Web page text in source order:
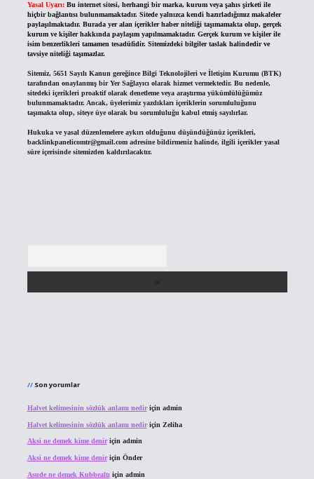
Yasal Uyarı: Bu internet sitesi, herhangi bir marka, kurum veya şahıs şirketi ile
hiçbir bağlantısı bulunmamaktadır. Sitede yalnızca kendi hazırladığımız makaleler
paylaşılmaktadır. Burada yer alan içerikler haber niteliği taşımamakta olup, gerçek
kurum ve kişiler hakkında paylaşım yapılmamaktadır. Gerçek kurum ve kişiler ile
isim benzerlikleri tamamen tesadüfidir. Sitemizdeki bilgiler taslak halindedir ve
tavsiye niteliği taşımazlar.
Sitemiz, 5651 Sayılı Kanun gereğince Bilgi Teknolojileri ve İletişim Kurumu (BTK)
tarafından onaylanmış bir Yer Sağlayıcı olarak hizmet vermektedir. Bu nedenle,
sitedeki içerikleri proaktif olarak denetleme veya araştırma yükümlülüğümüz
bulunmamaktadır. Ancak, üyelerimiz yazdıkları içeriklerin sorumluluğunu
taşımakta olup, siteye üye olarak bu sorumluluğu kabul etmiş sayılırlar.
Hukuka ve yasal düzenlemelere aykırı olduğunu düşündüğünüz içerikleri,
backlinkpanelicomtr@gmail.comadresine bildirmeniz halinde, ilgili içerikler yasal
süre içerisinde sitemizden kaldırılacaktır.
Son yorumlar
Halvet kelimesinin sözlük anlamı nediriçin admin
Halvet kelimesinin sözlük anlamı nediriçin Zeliha
Aksi ne demek kime deniriçin admin
Aksi ne demek kime deniriçin Önder
Asude ne demek Kubbealtı için admin